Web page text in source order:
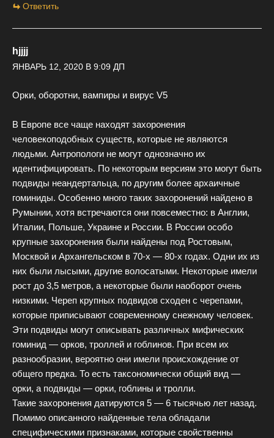
Ответить
hjjjj
ЯНВАРЬ 12, 2020 В 9:09 ДП
Орки, оборотни, вампиры и вирус V5
В Европе все чаще находят захоронения
человекоподобных существ, которые не являются
людьми. Антропологи не могут однозначно их
идентифицировать. По некоторым версиям это могут быть
подвиды неандертальца, по другим более архаичные
гоминиды. Особенно много таких захоронений найдено в
Румынии, хотя встречаются они повсеместно: в Англии,
Италии, Польше, Украине и России. В России особо
крупные захоронения были найдены под Ростовым,
Москвой и Архангельском в 70-х — 80-х годах. Одни их из
них были лысыми, другие волосатыми. Некоторые имели
рост до 3,5 метров, а некоторые были наоборот очень
низкими. Череп крупных подвидов сходен с черепами,
которые приписывают современному снежному человек.
Эти подвиды могут описывать различных мифических
гоминид — орков, троллей и гоблинов. При всем их
разнообразии, вероятно они имели происхождение от
общего предка. То есть таксономически общий вид —
орки, а подвиды — орки, гоблины и тролли.
Такие захоронения датируются 5 — 6 тысячью лет назад.
Помимо описанного найденные тела обладали
специфическими признаками, которые свойственны